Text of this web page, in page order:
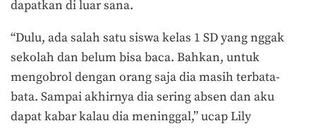
dapatkan di luar sana.
“Dulu, ada salah satu siswa kelas 1 SD yang nggak
sekolah dan belum bisa baca. Bahkan, untuk
mengobrol dengan orang saja dia masih terbata-
bata. Sampai akhirnya dia sering absen dan aku
dapat kabar kalau dia meninggal,” ucap Lily